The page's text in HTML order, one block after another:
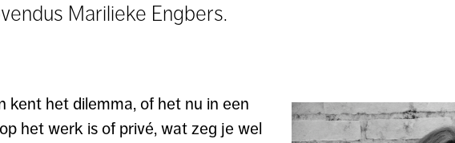
Marilieke Engbers.
kent het dilemma, of het nu in een
het werk is of privé, wat zeg je wel